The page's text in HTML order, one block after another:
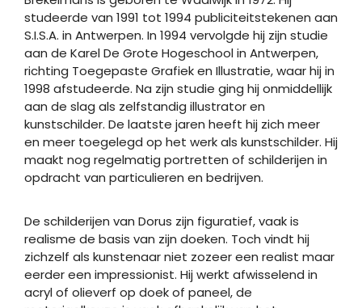
studeerde van 1991 tot 1994 publiciteitstekenen aan
S.I.S.A. in Antwerpen. In 1994 vervolgde hij zijn studie
aan de Karel De Grote Hogeschool in Antwerpen,
richting Toegepaste Grafiek en Illustratie, waar hij in
1998 afstudeerde. Na zijn studie ging hij onmiddellijk
aan de slag als zelfstandig illustrator en
kunstschilder. De laatste jaren heeft hij zich meer
en meer toegelegd op het werk als kunstschilder. Hij
maakt nog regelmatig portretten of schilderijen in
opdracht van particulieren en bedrijven.
De schilderijen van Dorus zijn figuratief, vaak is
realisme de basis van zijn doeken. Toch vindt hij
zichzelf als kunstenaar niet zozeer een realist maar
eerder een impressionist. Hij werkt afwisselend in
acryl of olieverf op doek of paneel, de